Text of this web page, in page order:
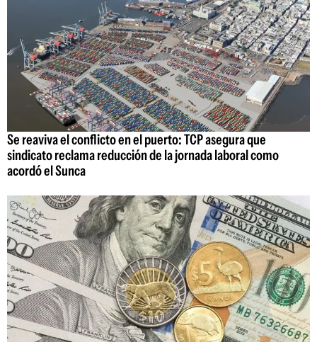
Se reaviva el conflicto en el puerto: TCP asegura que
sindicato reclama reducción de la jornada laboral como
acordó el Sunca